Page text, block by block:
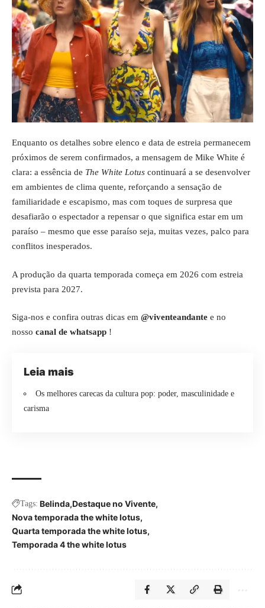
Enquanto os detalhes sobre elenco e data de estreia permanecem
próximos de serem confirmados, a mensagem de Mike White é
clara: a essência de The White Lotus continuará a se desenvolver
em ambientes de clima quente, reforçando a sensação de
familiaridade e escapismo, mas com toques de surpresa que
desafiarão o espectador a repensar o que significa estar em um
paraíso – mesmo que esse paraíso seja, muitas vezes, palco para
conflitos inesperados.
A produção da quarta temporada começa em 2026 com estreia
prevista para 2027.
Siga-nos e confira outras dicas em @viventeandante e no
nosso canal de whatsapp !
Leia mais
Os melhores carecas da cultura pop: poder, masculinidade e
carisma
Tags: Belinda Destaque no Vivente
Nova temporada the white lotus
Quarta temporada the white lotus
Temporada 4 the white lotus